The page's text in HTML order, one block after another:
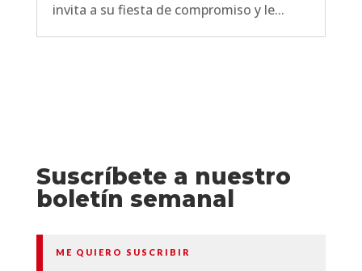
invita a su fiesta de compromiso y le...
Suscríbete a nuestro
boletín semanal
ME QUIERO SUSCRIBIR